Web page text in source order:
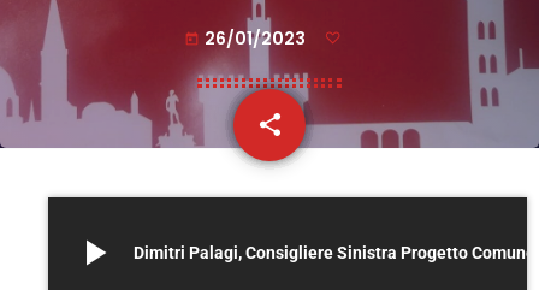
today 26/01/2023
share
email
play_arrow Dimitri Palagi, Consigliere Sinistra Progetto Comune